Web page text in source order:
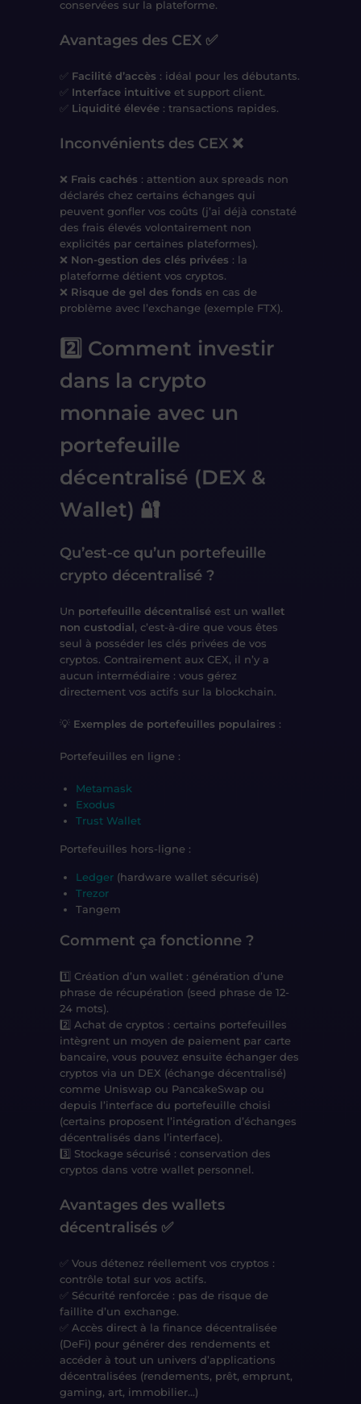
conservées sur la plateforme.
Avantages des CEX ✅
✅ Facilité d’accès : idéal pour les débutants.
✅ Interface intuitive et support client.
✅ Liquidité élevée : transactions rapides.
Inconvénients des CEX ❌
❌ Frais cachés : attention aux spreads non
déclarés chez certains échanges qui
peuvent gonfler vos coûts (j’ai déjà constaté
des frais élevés volontairement non
explicités par certaines plateformes).
❌ Non-gestion des clés privées : la
plateforme détient vos cryptos.
❌ Risque de gel des fonds en cas de
problème avec l’exchange (exemple FTX).
2️⃣ Comment investir
dans la crypto
monnaie avec un
portefeuille
décentralisé (DEX &
Wallet) 🔐
Qu’est-ce qu’un portefeuille
crypto décentralisé ?
Un portefeuille décentralisé est un wallet
non custodial, c’est-à-dire que vous êtes
seul à posséder les clés privées de vos
cryptos. Contrairement aux CEX, il n’y a
aucun intermédiaire : vous gérez
directement vos actifs sur la blockchain.
💡 Exemples de portefeuilles populaires :
Portefeuilles en ligne :
Metamask
Exodus
Trust Wallet
Portefeuilles hors-ligne :
Ledger (hardware wallet sécurisé)
Trezor
Tangem
Comment ça fonctionne ?
1️⃣ Création d’un wallet : génération d’une
phrase de récupération (seed phrase de 12-
24 mots).
2️⃣ Achat de cryptos : certains portefeuilles
intègrent un moyen de paiement par carte
bancaire, vous pouvez ensuite échanger des
cryptos via un DEX (échange décentralisé)
comme Uniswap ou PancakeSwap ou
depuis l’interface du portefeuille choisi
(certains proposent l’intégration d’échanges
décentralisés dans l’interface).
3️⃣ Stockage sécurisé : conservation des
cryptos dans votre wallet personnel.
Avantages des wallets
décentralisés ✅
✅ Vous détenez réellement vos cryptos :
contrôle total sur vos actifs.
✅ Sécurité renforcée : pas de risque de
faillite d’un exchange.
✅ Accès direct à la finance décentralisée
(DeFi) pour générer des rendements et
accéder à tout un univers d’applications
décentralisées (rendements, prêt, emprunt,
gaming, art, immobilier…)